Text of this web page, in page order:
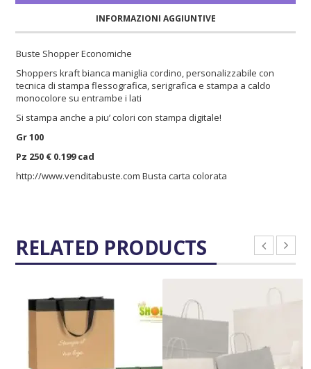
INFORMAZIONI AGGIUNTIVE
Buste Shopper Economiche
Shoppers kraft bianca maniglia cordino, personalizzabile con
tecnica di stampa flessografica, serigrafica e stampa a caldo
monocolore su entrambe i lati
Si stampa anche a piu’ colori con stampa digitale!
Gr 100
Pz 250 € 0.199 cad
http://www.venditabuste.com Busta carta colorata
RELATED PRODUCTS